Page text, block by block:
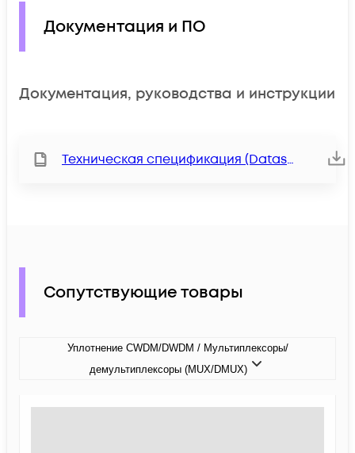
Документация и ПО
Документация, руководства и инструкции
Техническая спецификация (Datasheet)
Сопутствующие товары
Уплотнение CWDM/DWDM / Мультиплексоры/
демультиплексоры (MUX/DMUX)